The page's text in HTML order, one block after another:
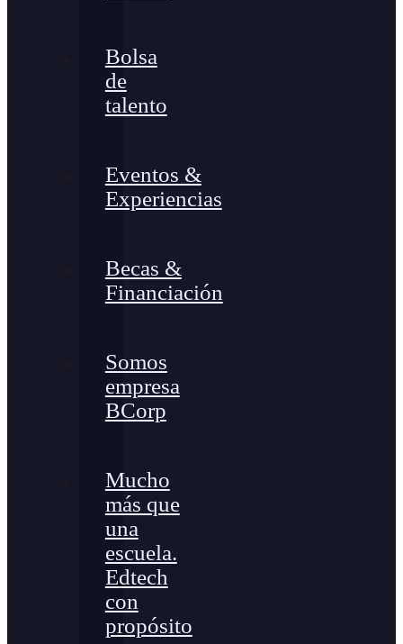
Bolsa
de
talento
Eventos &
Experiencias
Becas &
Financiación
Somos
empresa
BCorp
Mucho
más que
una
escuela.
Edtech
con
propósito